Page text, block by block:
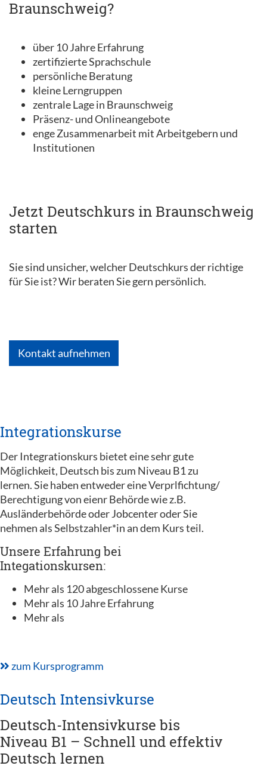
Braunschweig?
über 10 Jahre Erfahrung
zertifizierte Sprachschule
persönliche Beratung
kleine Lerngruppen
zentrale Lage in Braunschweig
Präsenz- und Onlineangebote
enge Zusammenarbeit mit Arbeitgebern und
Institutionen
Jetzt Deutschkurs in Braunschweig
starten
Sie sind unsicher, welcher Deutschkurs der richtige
für Sie ist? Wir beraten Sie gern persönlich.
Kontakt aufnehmen
Integrationskurse
Der Integrationskurs bietet eine sehr gute
Möglichkeit, Deutsch bis zum Niveau B1 zu
lernen. Sie haben entweder eine Verprlfichtung/
Berechtigung von eienr Behörde wie z.B.
Ausländerbehörde oder Jobcenter oder Sie
nehmen als Selbstzahler*in an dem Kurs teil.
Unsere Erfahrung bei
Integationskursen:
Mehr als 120 abgeschlossene Kurse
Mehr als 10 Jahre Erfahrung
Mehr als
zum Kursprogramm
Deutsch Intensivkurse
Deutsch-Intensivkurse bis
Niveau B1 – Schnell und effektiv
Deutsch lernen